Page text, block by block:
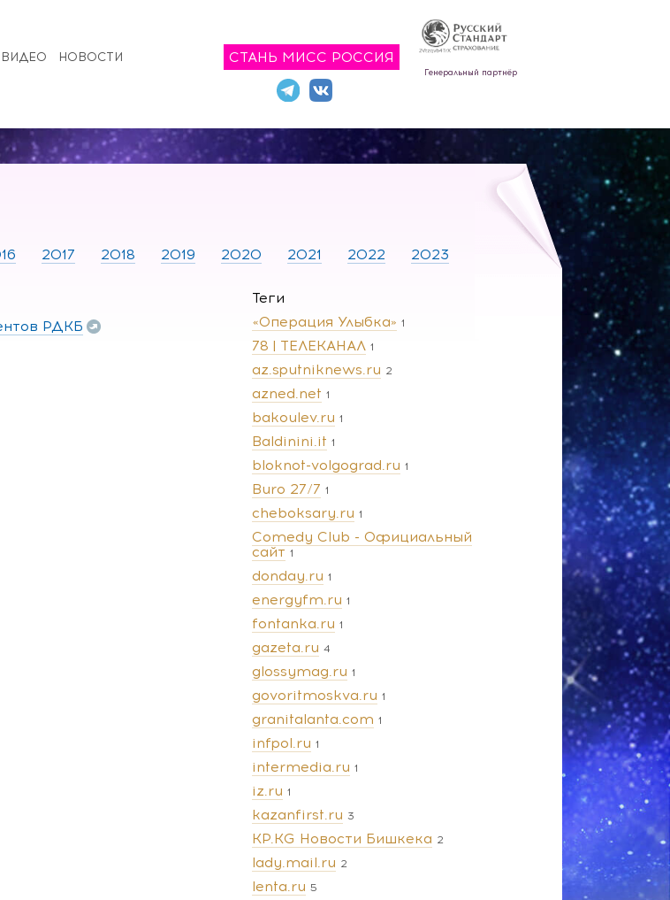
ВИДЕО
НОВОСТИ
СТАНЬ МИСС РОССИЯ
Генеральный партнёр
2017 2018 2019 2020 2021 2022 2023
РДКБ
Теги
«Операция Улыбка» 1
78 | ТЕЛЕКАНАЛ 1
az.sputniknews.ru 2
azned.net 1
bakoulev.ru 1
Baldinini.it 1
bloknot-volgograd.ru 1
Buro 27/7 1
cheboksary.ru 1
Comedy Club - Официальный
сайт 1
donday.ru 1
energyfm.ru 1
fontanka.ru 1
gazeta.ru 4
glossymag.ru 1
govoritmoskva.ru 1
granitalanta.com 1
infpol.ru 1
intermedia.ru 1
iz.ru 1
kazanfirst.ru 3
KP.KG Новости Бишкека 2
lady.mail.ru 2
lenta.ru 5